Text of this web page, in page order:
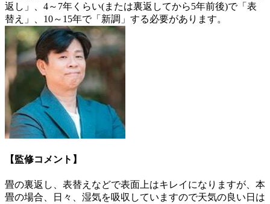
返し」、4～7年くらい(または裏返してから5年前後)で「表
替え」、10～15年で「新調」する必要があります。
【監修コメント】
畳の裏返し、表替えなどで表面上はキレイになりますが、本
畳の場合、日々、湿気を吸収していますので天気の良い日は